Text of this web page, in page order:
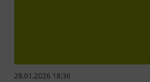
28.01.2026 18:36